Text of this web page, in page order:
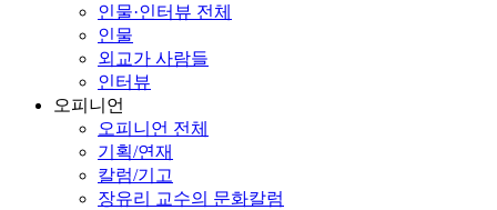
인물·인터뷰 전체
인물
외교가 사람들
인터뷰
오피니언
오피니언 전체
기획/연재
칼럼/기고
장유리 교수의 문화칼럼